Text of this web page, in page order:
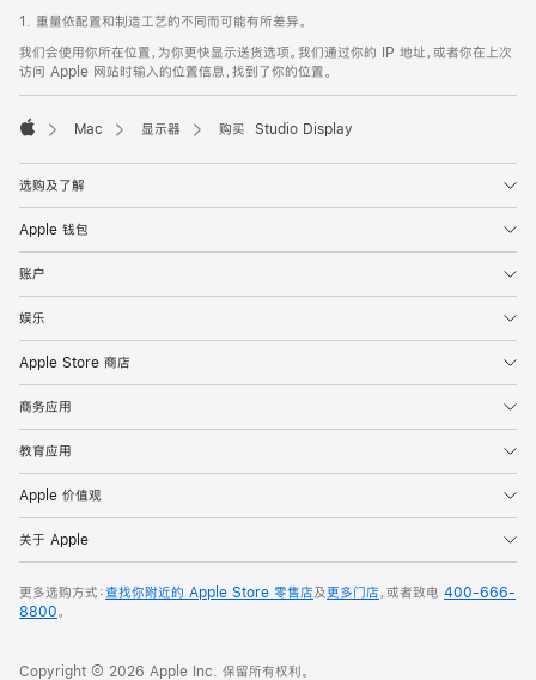
1. 重量依配置和制造工艺的不同而可能有所差异。
我们会使用你所在位置，为你更快显示送货选项。我们通过你的 IP 地址，或者你在上次
访问 Apple 网站时输入的位置信息，找到了你的位置。
Mac 显示器 购买 Studio Display
选购及了解
Apple 钱包
账户
娱乐
Apple Store 商店
商务应用
教育应用
Apple 价值观
关于 Apple
更多选购方式：查找你附近的 Apple Store 零售店及更多门店，或者致电 400-666-
8800。
Copyright © 2026 Apple Inc. 保留所有权利。